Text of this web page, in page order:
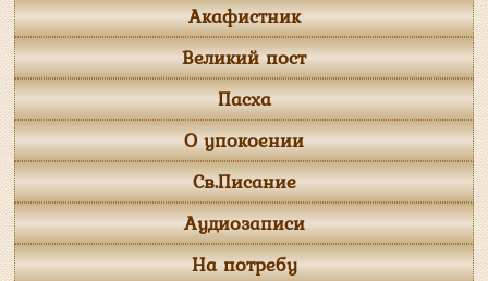
Акафистник
Великий пост
Пасха
О упокоении
Св.Писание
Аудиозаписи
На потребу